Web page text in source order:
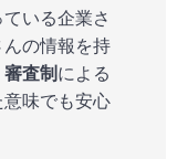
いる企業さ
の情報を持
審査制 による
味でも安心